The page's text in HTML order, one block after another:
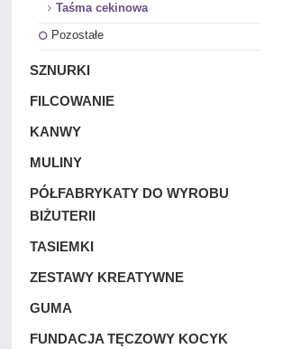
Taśma cekinowa
Pozostałe
SZNURKI
FILCOWANIE
KANWY
MULINY
PÓŁFABRYKATY DO WYROBU
BIŻUTERII
TASIEMKI
ZESTAWY KREATYWNE
GUMA
FUNDACJA TĘCZOWY KOCYK